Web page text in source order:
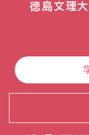
徳島文理